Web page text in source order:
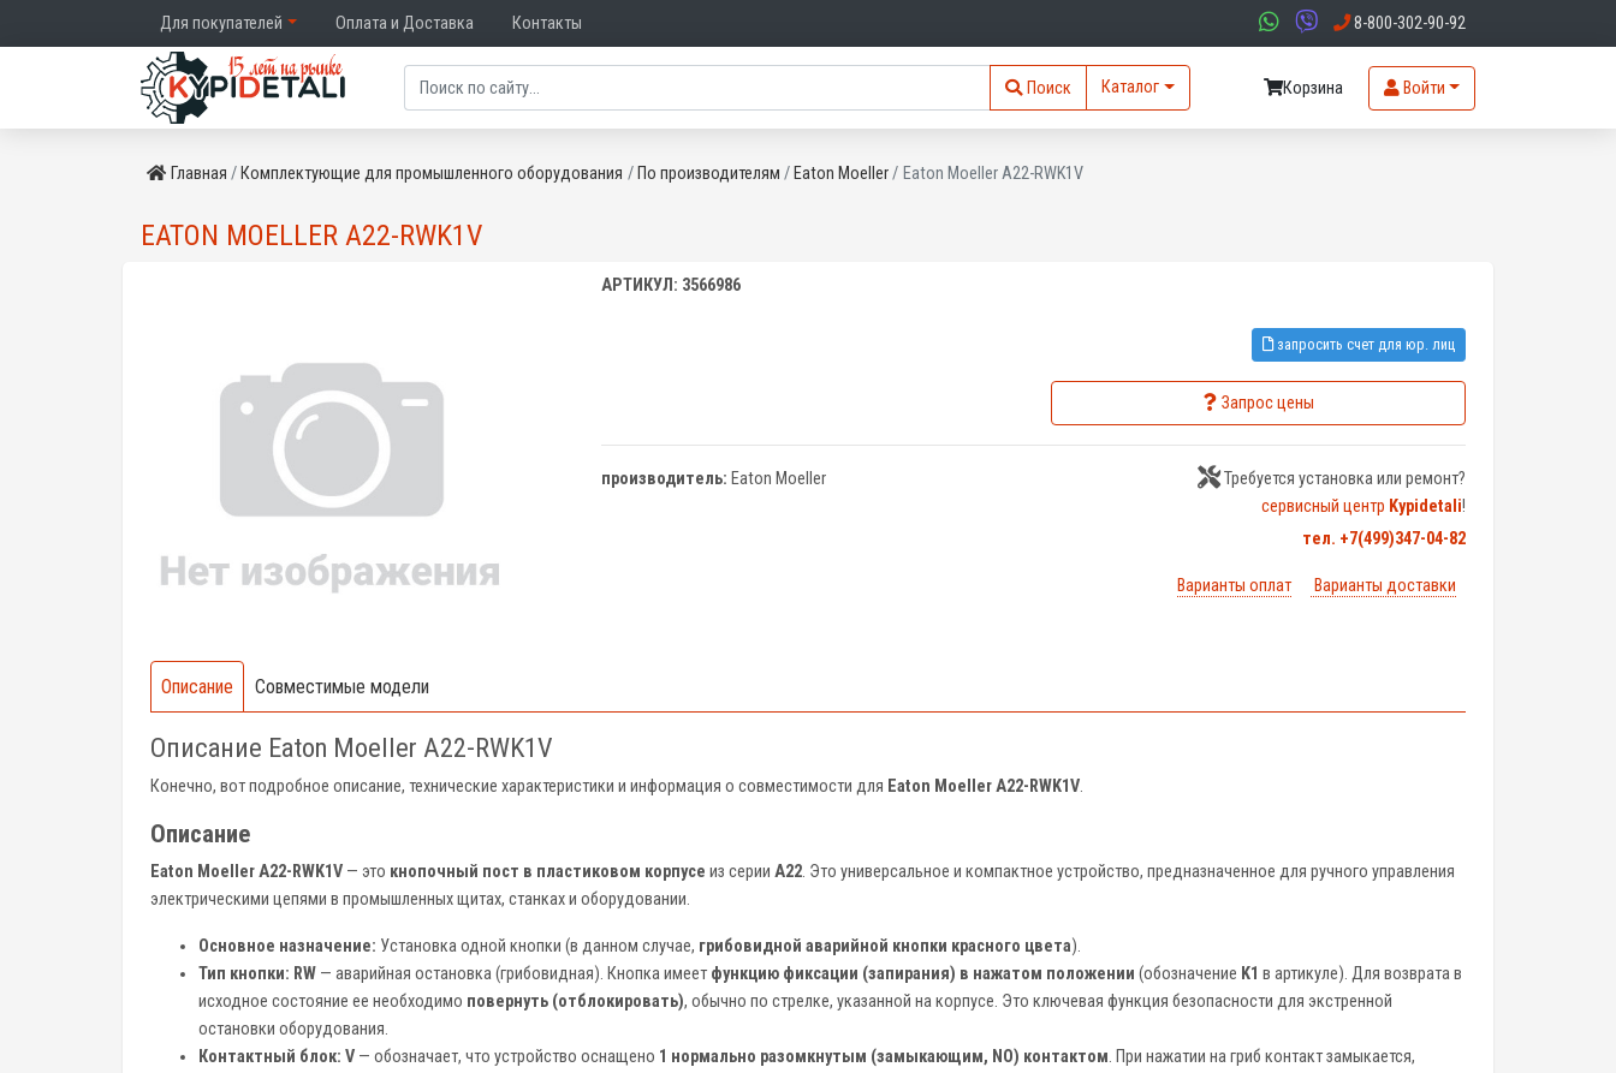
Для покупателей Оплата и Доставка Контакты 8-800-302-90-92
Поиск Каталог Корзина Войти
Главная Комплектующие для промышленного оборудования По производителям Eaton Moeller Eaton Moeller A22-RWK1V
EATON MOELLER A22-RWK1V
АРТИКУЛ: 3566986
запросить счет для юр. лиц
Запрос цены
производитель: Eaton Moeller
Требуется установка или ремонт?
сервисный центр Kypidetali!
тел. +7(499)347-04-82
Варианты оплат Варианты доставки
Описание Совместимые модели
Описание Eaton Moeller A22-RWK1V
Конечно, вот подробное описание, технические характеристики и информация о совместимости для Eaton Moeller A22-RWK1V.
Описание
Eaton Moeller A22-RWK1V — это кнопочный пост в пластиковом корпусе из серии A22. Это универсальное и компактное устройство, предназначенное для ручного управления
электрическими цепями в промышленных щитах, станках и оборудовании.
Основное назначение: Установка одной кнопки (в данном случае, грибовидной аварийной кнопки красного цвета).
Тип кнопки: RW — аварийная остановка (грибовидная). Кнопка имеет функцию фиксации (запирания) в нажатом положении (обозначение K1 в артикуле). Для возврата в
исходное состояние ее необходимо повернуть (отблокировать), обычно по стрелке, указанной на корпусе. Это ключевая функция безопасности для экстренной
остановки оборудования.
Контактный блок: V — обозначает, что устройство оснащено 1 нормально разомкнутым (замыкающим, NO) контактом. При нажатии на гриб контакт замыкается,